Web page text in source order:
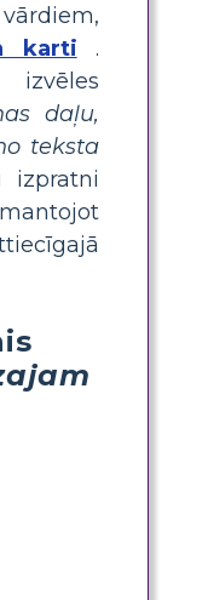
karti .
daļu,
teksta
izpratni